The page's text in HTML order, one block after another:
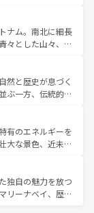
ティ豊かな料理
コンテンツ一覧を参
を楽しむことが
ストリートフード
。夜には、韓国な
を心ゆくまで味
韓国情報はコンテンツ一
ナム。南北に細長
々とした山々、世
古い町並みやホ
、独特の雰囲気を
かさとおいしさで
ヒーなどは、ぜ
もあたたかい人々
れられない旅にな
然と歴史が息づく
ぶ一方、伝統的な
イなどの山岳地
トやクラビの美し
できる。タイ料理
も異なる楽しみ
、仏教を中心とし
る旅人を魅了し続
有のエネルギーを
大な景色、近未来
ポットが密集し
魅力。息をのむよ
存分に楽しみ尽く
独自の魅力を放つ
リーナベイ、歴史